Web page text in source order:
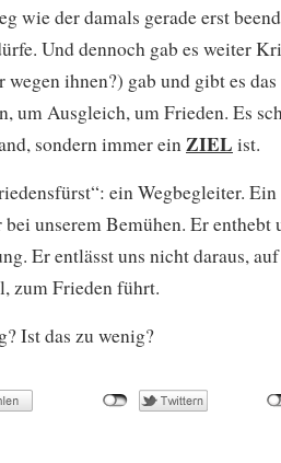
wie der damals gerade erst
Und dennoch gab es weiter
wegen ihnen?) gab und gibt es
um Ausgleich, um Frieden. Es
sondern immer einZIEL ist.
ein Wegbegleiter.
unserem Bemühen. Er enthebt
Er entlässt uns nicht daraus,
zum Frieden führt.
Ist das zu wenig?